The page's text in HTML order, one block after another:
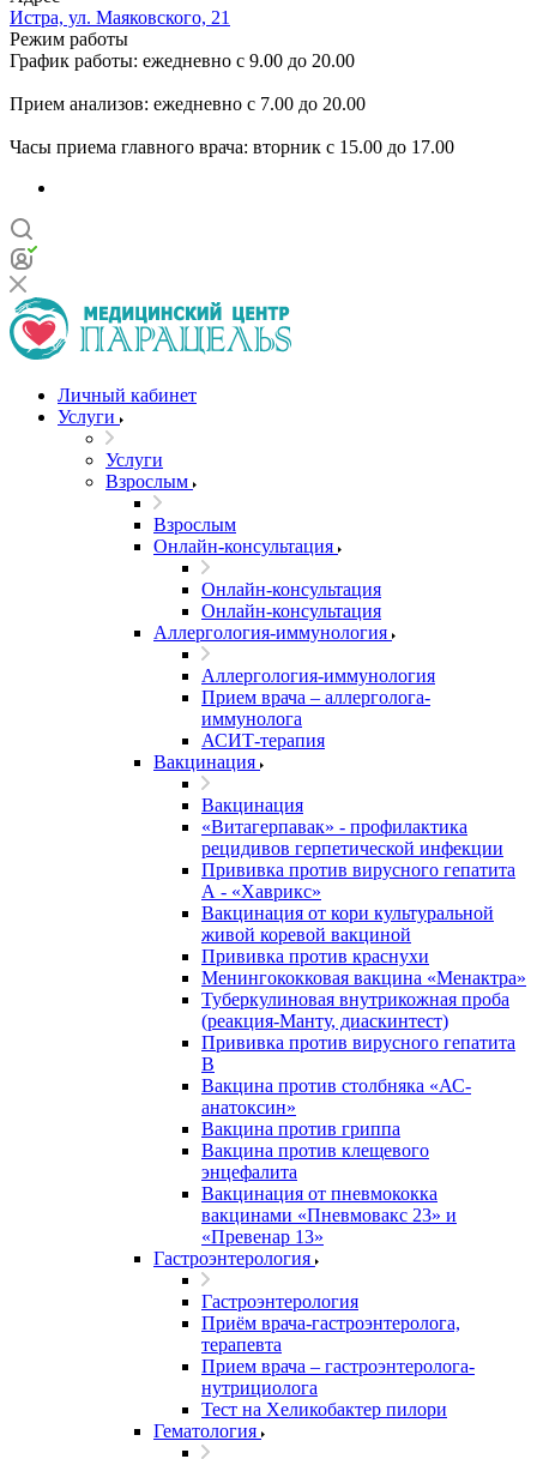
Истра, ул. Маяковского, 21
Режим работы
График работы: ежедневно с 9.00 до 20.00
Прием анализов: ежедневно с 7.00 до 20.00
Часы приема главного врача: вторник с 15.00 до 17.00
Личный кабинет
Услуги
Услуги
Взрослым
Взрослым
Онлайн-консультация
Онлайн-консультация
Онлайн-консультация
Аллергология-иммунология
Аллергология-иммунология
Прием врача – аллерголога-
иммунолога
АСИТ-терапия
Вакцинация
Вакцинация
«Витагерпавак» - профилактика
рецидивов герпетической инфекции
Прививка против вирусного гепатита
А - «Хаврикс»
Вакцинация от кори культуральной
живой коревой вакциной
Прививка против краснухи
Менингококковая вакцина «Менактра»
Туберкулиновая внутрикожная проба
(реакция-Манту, диаскинтест)
Прививка против вирусного гепатита
В
Вакцина против столбняка «АС-
анатоксин»
Вакцина против гриппа
Вакцина против клещевого
энцефалита
Вакцинация от пневмококка
вакцинами «Пневмовакс 23» и
«Превенар 13»
Гастроэнтерология
Гастроэнтерология
Приём врача-гастроэнтеролога,
терапевта
Прием врача – гастроэнтеролога-
нутрициолога
Тест на Хеликобактер пилори
Гематология